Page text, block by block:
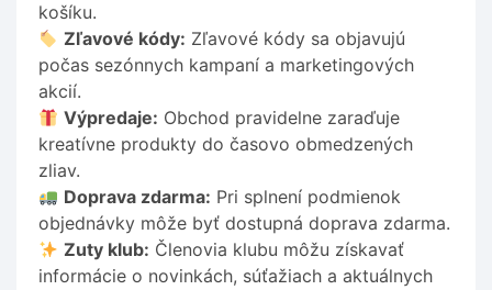
košíku.
Zľavové kódy: Zľavové kódy sa objavujú
počas sezónnych kampaní a marketingových
akcií.
Výpredaje: Obchod pravidelne zaraďuje
kreatívne produkty do časovo obmedzených
zliav.
Doprava zdarma: Pri splnení podmienok
objednávky môže byť dostupná doprava zdarma.
Zuty klub: Členovia klubu môžu získavať
informácie o novinkách, súťažiach a aktuálnych